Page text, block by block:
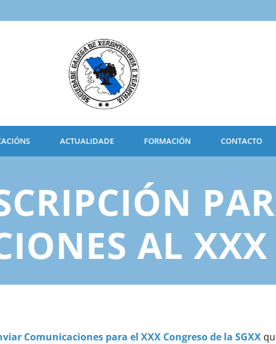
ACTUALIDADE FORMACIÓN CONTACTO
AL XXX
Comunicaciones para el XXX Congreso de la SGXX